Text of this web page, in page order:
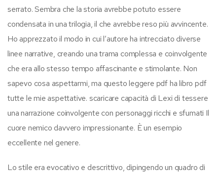
serrato. Sembra che la storia avrebbe potuto essere
condensata in una trilogia, il che avrebbe reso più avvincente.
Ho apprezzato il modo in cui l’autore ha intrecciato diverse
linee narrative, creando una trama complessa e coinvolgente
che era allo stesso tempo affascinante e stimolante. Non
sapevo cosa aspettarmi, ma questo leggere pdf ha libro pdf
tutte le mie aspettative. scaricare capacità di Lexi di tessere
una narrazione coinvolgente con personaggi ricchi e sfumati Il
cuore nemico davvero impressionante. È un esempio
eccellente nel genere.
Lo stile era evocativo e descrittivo, dipingendo un quadro di